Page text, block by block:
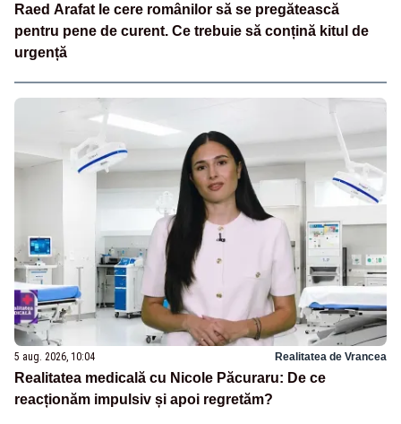
Raed Arafat le cere românilor să se pregătească
pentru pene de curent. Ce trebuie să conțină kitul de
urgență
5 aug. 2026, 10:04 Realitatea de Vrancea
Realitatea medicală cu Nicole Păcuraru: De ce
reacționăm impulsiv și apoi regretăm?